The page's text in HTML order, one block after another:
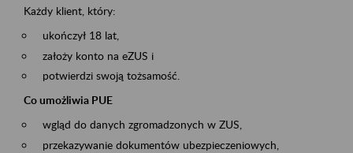
Każdy klient, który:
ukończył 18 lat,
założy konto na eZUS i
potwierdzi swoją tożsamość.
Co umożliwia PUE
wgląd do danych zgromadzonych w ZUS,
przekazywanie dokumentów ubezpieczeniowych,